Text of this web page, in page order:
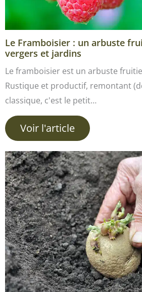
Le Framboisier : un arbuste
vergers et jardins
Le framboisier est un arbuste
Rustique et productif, remontant
classique, c'est le petit…
Voir l'article